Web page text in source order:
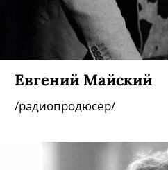
Евгений Майский
/радиопродюсер/